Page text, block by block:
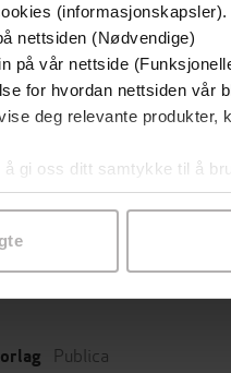
nettsiden (Nødvendige)
på vår nettside
for hvordan nettsiden vår
deg relevante produkter,
å gi oss ditt samtykke til å
ved å klikke på
Utskudd
Jørn Lier Horst
Publica